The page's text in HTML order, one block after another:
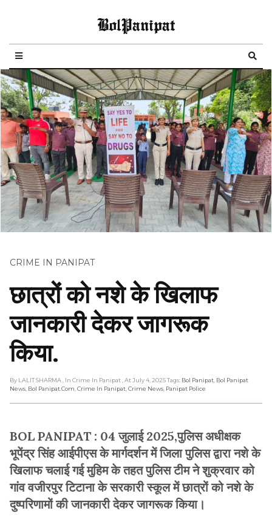
BolPanipat
CRIME IN PANIPAT
छात्रों को नशे के खिलाफ
जानकारी देकर जागरूक
किया.
By LALIT SHARMA , In Crime In Panipat , At July 4, 2025Tags: Bol Panipat Bol Panipat
News Bol Panipat.com Crime In Panipat Crime News Panipat Police
BOL PANIPAT : 04 जुलाई 2025,पुलिस अधीक्षक
भूपेंद्र सिंह आईपीएस के मार्गदर्शन में जिला पुलिस द्वारा नशे के
खिलाफ चलाई गई मुहिम के तहत पुलिस टीम ने शुक्रवार को
गांव वजीरपुर टिटाना के सरकारी स्कूल में छात्रों को नशे के
दुष्परिणामों की जानकारी देकर जागरूक किया।